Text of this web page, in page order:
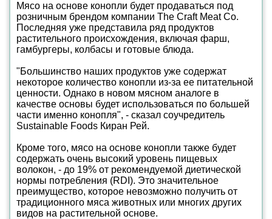
Мясо на основе конопли будет продаваться под
розничным брендом компании The Craft Meat Co.
Последняя уже представила ряд продуктов
растительного происхождения, включая фарш,
гамбургеры, колбасы и готовые блюда.
"Большинство наших продуктов уже содержат
некоторое количество конопли из-за ее питательной
ценности. Однако в новом мясном аналоге в
качестве основы будет использоваться по большей
части именно конопля", - сказал соучредитель
Sustainable Foods Киран Рей.
Кроме того, мясо на основе конопли также будет
содержать очень высокий уровень пищевых
волокон, - до 19% от рекомендуемой диетической
нормы потребления (RDI). Это значительное
преимущество, которое невозможно получить от
традиционного мяса животных или многих других
видов на растительной основе.